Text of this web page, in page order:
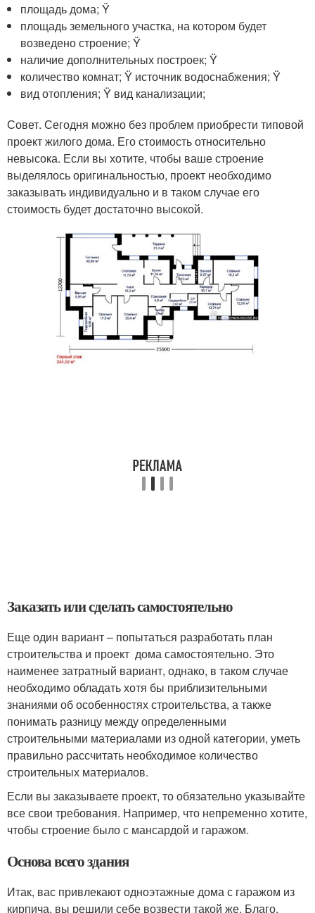
площадь дома; Ÿ
площадь земельного участка, на котором будет
возведено строение; Ÿ
наличие дополнительных построек; Ÿ
количество комнат; Ÿ источник водоснабжения; Ÿ
вид отопления; Ÿ вид канализации;
Совет. Сегодня можно без проблем приобрести типовой
проект жилого дома. Его стоимость относительно
невысока. Если вы хотите, чтобы ваше строение
выделялось оригинальностью, проект необходимо
заказывать индивидуально и в таком случае его
стоимость будет достаточно высокой.
Заказать или сделать самостоятельно
Еще один вариант – попытаться разработать план
строительства и проект дома самостоятельно. Это
наименее затратный вариант, однако, в таком случае
необходимо обладать хотя бы приблизительными
знаниями об особенностях строительства, а также
понимать разницу между определенными
строительными материалами из одной категории, уметь
правильно рассчитать необходимое количество
строительных материалов.
Если вы заказываете проект, то обязательно указывайте
все свои требования. Например, что непременно хотите,
чтобы строение было с мансардой и гаражом.
Основа всего здания
Итак, вас привлекают одноэтажные дома с гаражом из
кирпича, вы решили себе возвести такой же. Благо,